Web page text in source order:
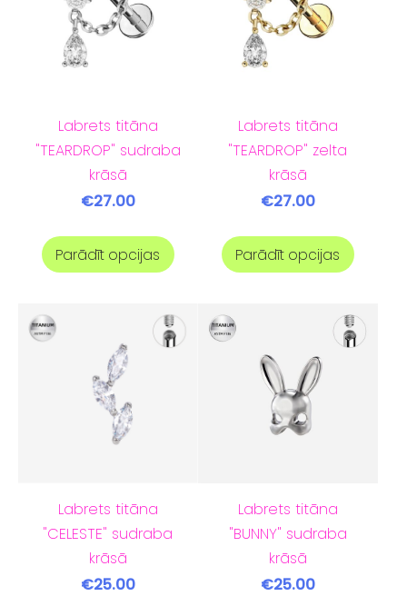
Labrets titāna
"TEARDROP" sudraba
krāsā
€27.00
Parādīt opcijas
Labrets titāna
"TEARDROP" zelta
krāsā
€27.00
Parādīt opcijas
Labrets titāna
"CELESTE" sudraba
krāsā
€25.00
Labrets titāna
"BUNNY" sudraba
krāsā
€25.00